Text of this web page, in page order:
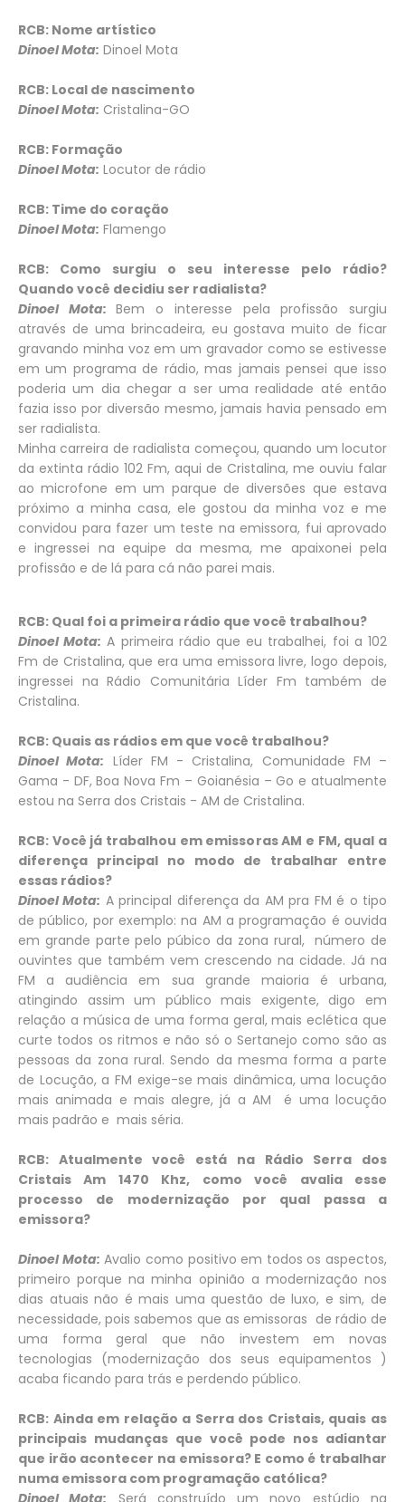
RCB: Nome artístico
Dinoel Mota: Dinoel Mota
RCB: Local de nascimento
Dinoel Mota: Cristalina-GO
RCB: Formação
Dinoel Mota: Locutor de rádio
RCB: Time do coração
Dinoel Mota: Flamengo
RCB: Como surgiu o seu interesse pelo rádio?
Quando você decidiu ser radialista?
Dinoel Mota:Bem o interesse pela profissão surgiu
através de uma brincadeira, eu gostava muito de ficar
gravando minha voz em um gravador como se estivesse
em um programa de rádio, mas jamais pensei que isso
poderia um dia chegar a ser uma realidade até então
fazia isso por diversão mesmo, jamais havia pensado em
ser radialista.
Minha carreira de radialista começou, quando um locutor
da extinta rádio 102 Fm, aqui de Cristalina, me ouviu falar
ao microfone em um parque de diversões que estava
próximo a minha casa, ele gostou da minha voz e me
convidou para fazer um teste na emissora, fui aprovado
e ingressei na equipe da mesma, me apaixonei pela
profissão e de lá para cá não parei mais.
RCB: Qual foi a primeira rádio que você trabalhou?
Dinoel Mota: A primeira rádio que eu trabalhei, foi a 102
Fm de Cristalina, que era uma emissora livre, logo depois,
ingressei na Rádio Comunitária Líder Fm também de
Cristalina.
RCB: Quais as rádios em que você trabalhou?
Dinoel Mota: Líder FM - Cristalina, Comunidade FM –
Gama - DF, Boa Nova Fm – Goianésia – Go e atualmente
estou na Serra dos Cristais - AM de Cristalina.
RCB: Você já trabalhou em emissoras AM e FM, qual a
diferença principal no modo de trabalhar entre
essas rádios?
Dinoel Mota: A principal diferença da AM pra FM é o tipo
de público, por exemplo: na AM a programação é ouvida
em grande parte pelo púbico da zona rural, número de
ouvintes que também vem crescendo na cidade. Já na
FM a audiência em sua grande maioria é urbana,
atingindo assim um público mais exigente, digo em
relação a música de uma forma geral, mais eclética que
curte todos os ritmos e não só o Sertanejo como são as
pessoas da zona rural. Sendo da mesma forma a parte
de Locução, a FM exige-se mais dinâmica, uma locução
mais animada e mais alegre, já a AM é uma locução
mais padrão e mais séria.
RCB: Atualmente você está na Rádio Serra dos
Cristais Am 1470 Khz, como você avalia esse
processo de modernização por qual passa a
emissora?
Dinoel Mota: Avalio como positivo em todos os aspectos,
primeiro porque na minha opinião a modernização nos
dias atuais não é mais uma questão de luxo, e sim, de
necessidade, pois sabemos que as emissoras de rádio de
uma forma geral que não investem em novas
tecnologias (modernização dos seus equipamentos )
acaba ficando para trás e perdendo público.
RCB: Ainda em relação a Serra dos Cristais, quais as
principais mudanças que você pode nos adiantar
que irão acontecer na emissora? E como é trabalhar
numa emissora com programação católica?
Dinoel Mota: Será construído um novo estúdio na